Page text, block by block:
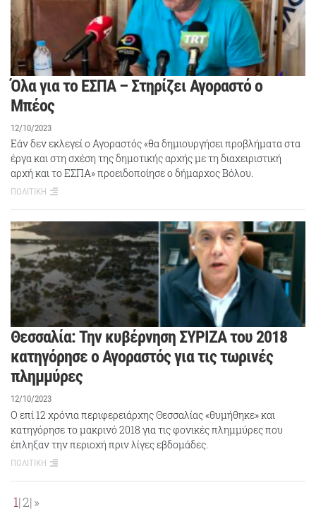
Όλα για το ΕΣΠΑ – Στηρίζει Αγοραστό ο
Μπέος
12/10/2023
Εάν δεν εκλεγεί ο Αγοραστός «θα δημιουργήσει προβλήματα στα
έργα και στη σχέση της δημοτικής αρχής με τη διαχειριστική
αρχή και το ΕΣΠΑ» προειδοποίησε ο δήμαρχος Βόλου.
ΠΟΛΙΤΙΚΗ
Θεσσαλία: Την κυβέρνηση ΣΥΡΙΖΑ του 2018
κατηγόρησε ο Αγοραστός για τις τωρινές
πλημμύρες
12/10/2023
Ο επί 12 χρόνια περιφερειάρχης Θεσσαλίας «θυμήθηκε» και
κατηγόρησε το μακρινό 2018 για τις φονικές πλημμύρες που
έπληξαν την περιοχή πριν λίγες εβδομάδες.
ΠΟΛΙΤΙΚΗ
1 2 »